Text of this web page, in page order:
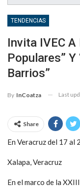
TENDENCIAS
Invita IVEC
Populares”
Barrios”
By InCoatza Last
Share
En Veracruz del 17 al
Xalapa, Veracruz
En el marco de la